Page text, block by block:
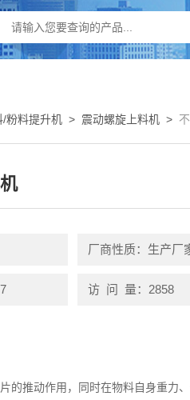
/粉料提升机 > 震动螺旋上料机 >
厂商性质：生产厂
访 问 量：2858
的推动作用，同时在物料自身重力